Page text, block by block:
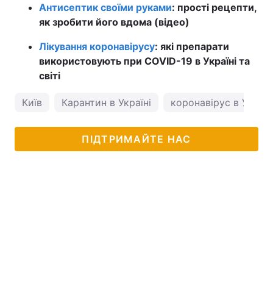
Антисептик своїми руками: прості рецепти,
як зробити його вдома (відео)
Лікування коронавірусу: які препарати
використовують при COVID-19 в Україні та
світі
Київ Карантин в Україні коронавірус в
ПІДТРИМАЙТЕ НАС